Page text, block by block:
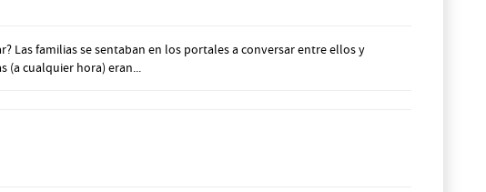
Las familias se sentaban en los portales a conversar entre ellos y
(a cualquier hora) eran...